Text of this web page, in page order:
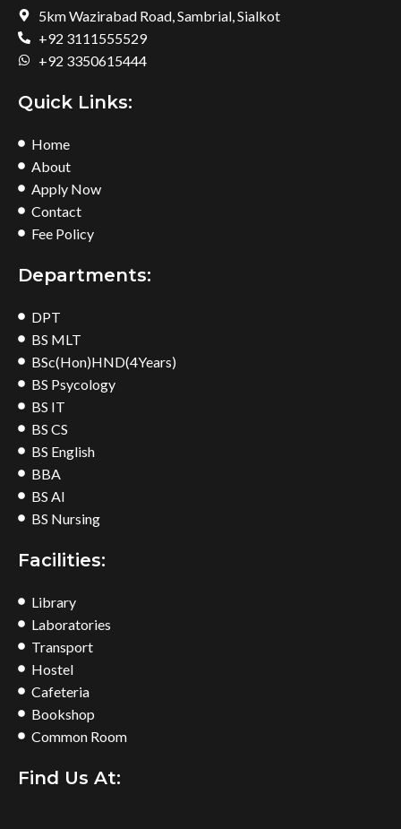
5km Wazirabad Road, Sambrial, Sialkot
+92 3111555529
+92 3350615444
Quick Links:
Home
About
Apply Now
Contact
Fee Policy
Departments:
DPT
BS MLT
BSc(Hon)HND(4Years)
BS Psycology
BS IT
BS CS
BS English
BBA
BS AI
BS Nursing
Facilities:
Library
Laboratories
Transport
Hostel
Cafeteria
Bookshop
Common Room
Find Us At: